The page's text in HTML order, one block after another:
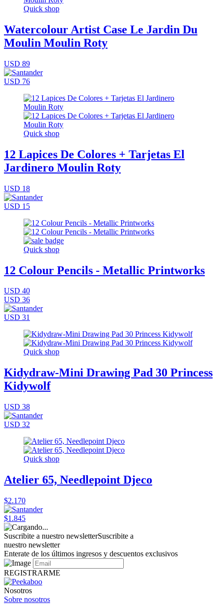
Quick shop
Watercolour Artist Case Le Jardin Du
Moulin Moulin Roty
USD 89
USD 76
Quick shop
12 Lapices De Colores + Tarjetas El
Jardinero Moulin Roty
USD 18
USD 15
Quick shop
12 Colour Pencils - Metallic Printworks
USD 40
USD 36
USD 31
Quick shop
Kidydraw-Mini Drawing Pad 30 Princess
Kidywolf
USD 38
USD 32
Quick shop
Atelier 65, Needlepoint Djeco
$2.170
$1.845
Suscribite a nuestro newsletterSuscribite a
nuestro newsletter
Enterate de los últimos ingresos y descuentos exclusivos
REGISTRARME
Nosotros
Sobre nosotros